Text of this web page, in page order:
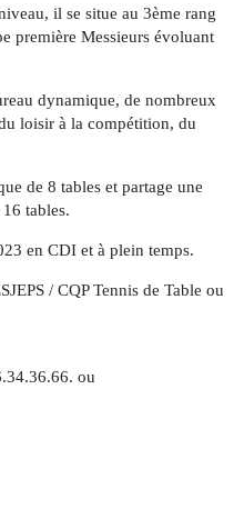
il se situe au 3ème rang
première Messieurs évoluant
dynamique, de nombreux
loisir à la compétition, du
de 8 tables et partage une
tables.
en CDI et à plein temps.
/ CQP Tennis de Table ou
ou